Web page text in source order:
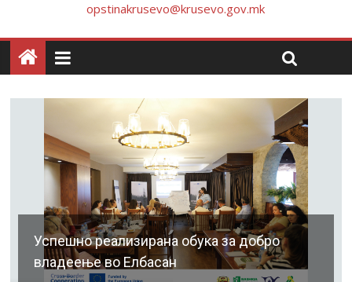
opstinakrusevo@krusevo.gov.mk
Успешно реализирана обука за добро
владеење во Елбасан